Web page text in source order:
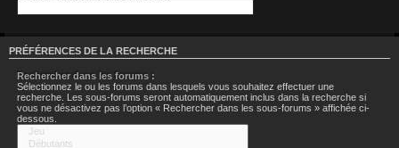
PRÉFÉRENCES DE LA RECHERCHE
Rechercher dans les forums :
Sélectionnez le ou les forums dans lesquels vous souhaitez effectuer une
recherche. Les sous-forums seront automatiquement inclus dans la recherche si
vous ne désactivez pas l’option « Rechercher dans les sous-forums » affichée ci-
dessous.